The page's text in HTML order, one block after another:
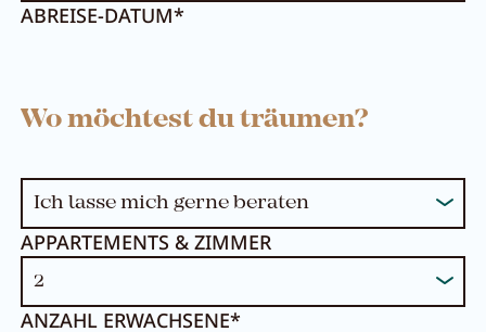
ABREISE-DATUM*
Wo möchtest du träumen?
APPARTEMENTS & ZIMMER
ANZAHL ERWACHSENE*